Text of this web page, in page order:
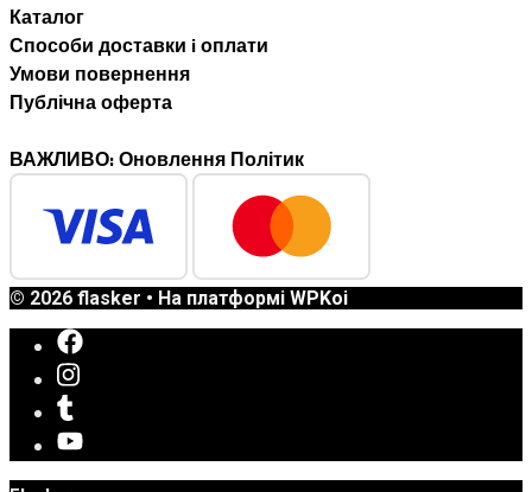
Каталог
Способи доставки i оплати
Умови повернення
Публічна оферта
ВАЖЛИВО: Оновлення Політик
© 2026 flasker • На платформі WPKoi